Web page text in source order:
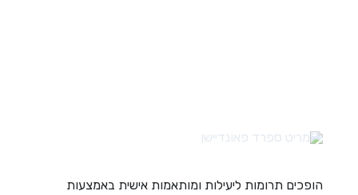
הופכים תרומות ליעילות ומותאמות אישית באמצעות